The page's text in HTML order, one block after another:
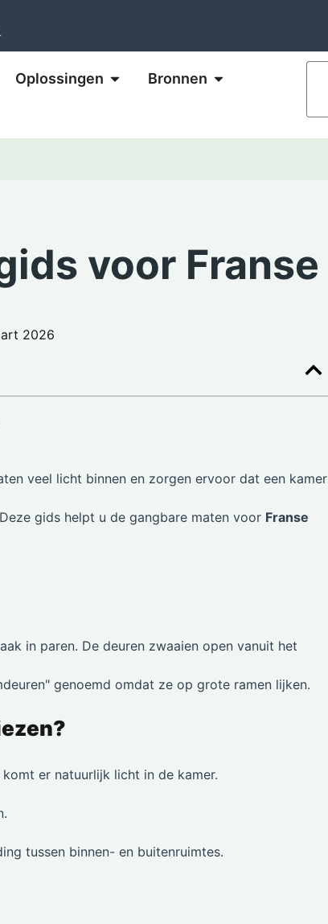
Oplossingen Bronnen
voor Franse
2026
veel licht binnen en zorgen ervoor dat een kamer
gids helpt u de gangbare maten voor Franse
in paren. De deuren zwaaien open vanuit het
genoemd omdat ze op grote ramen lijken.
er natuurlijk licht in de kamer.
tussen binnen- en buitenruimtes.